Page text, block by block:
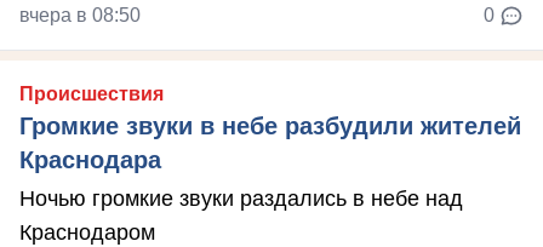
вчера в 08:50 0
Происшествия
Громкие звуки в небе разбудили жителей
Краснодара
Ночью громкие звуки раздались в небе над
Краснодаром